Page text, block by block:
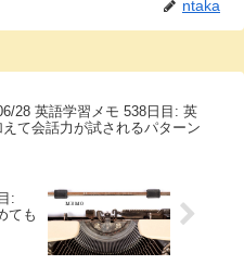
ntaka
28 英語学習メモ 538日目: 英
て会話力が試されるパターン
ても